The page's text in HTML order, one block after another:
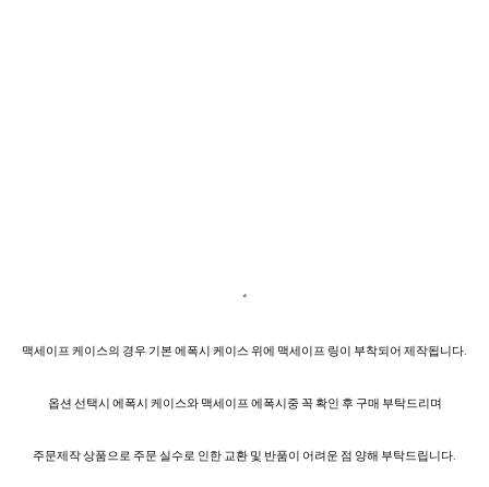
*
맥세이프 케이스의 경우 기본 에폭시 케이스 위에 맥세이프 링이 부착되어 제작됩니다.
옵션 선택시 에폭시 케이스와 맥세이프 에폭시중 꼭 확인 후 구매 부탁드리며
주문제작 상품으로 주문 실수로 인한 교환 및 반품이 어려운 점 양해 부탁드립니다.